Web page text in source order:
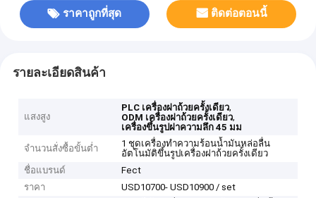
ราคาถูกที่สุด ติดต่อตอนนี้
รายละเอียดสินค้า
แสงสูง
PLC เครื่องฝาถ้วยครั้งเดียว,
ODM เครื่องฝาถ้วยครั้งเดียว,
เครื่องขึ้นรูปฝาความลึก 45 มม
จำนวนสั่งซื้อขั้นต่ำ
1 ชุดเครื่องทำความร้อนน้ำมันหล่อลื่น
อัตโนมัติขึ้นรูปเครื่องฝาถ้วยครั้งเดียว
ชื่อแบรนด์
Fect
ราคา
USD10700- USD10900 / set